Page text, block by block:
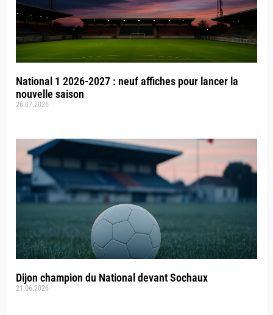
National 1 2026-2027 : neuf affiches pour lancer la
nouvelle saison
26.07.2026
Dijon champion du National devant Sochaux
21.06.2026